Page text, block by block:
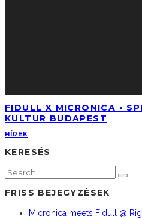
FIDULL X MICRONICA •
KULTUR BUDAPEST
HÍREK
KERESÉS
FRISS BEJEGYZÉSEK
Micronica meets Fidull @